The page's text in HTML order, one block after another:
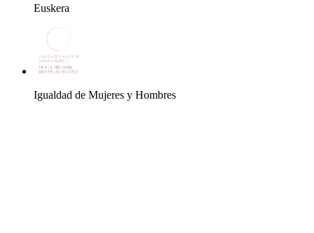
Euskera
Igualdad de Mujeres y Hombres